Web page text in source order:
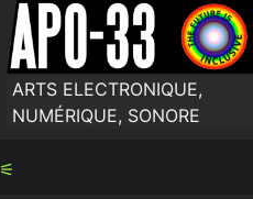
ARTS ELECTRONIQUE,
NUMÉRIQUE, SONORE
⚟